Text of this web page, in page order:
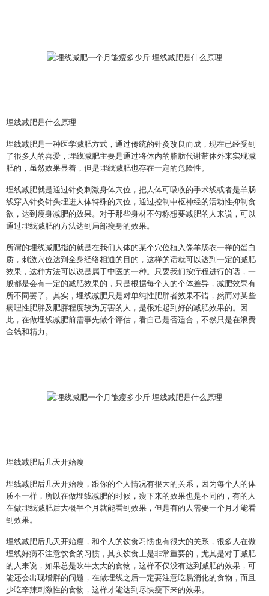
埋线减肥是什么原理
埋线减肥是一种医学减肥方式，通过传统的针灸改良而成，现在已经受到
了很多人的喜爱，埋线减肥主要是通过将体内的脂肪代谢带体外来实现减
肥的，虽然效果显着，但是埋线减肥也存在一定的危险性。
埋线减肥就是通过针灸刺激身体穴位，把人体可吸收的手术线或者是羊肠
线穿入针灸针头埋进人体特殊的穴位，通过控制中枢神经的活动性抑制食
欲，达到瘦身减肥的效果。对于那些身材不匀称想要减肥的人来说，可以
通过埋线减肥的方法达到局部瘦身的效果。
所谓的埋线减肥指的就是在我们人体的某个穴位植入像羊肠衣一样的蛋白
质，刺激穴位达到全身经络相通的目的，这样的话就可以达到一定的减肥
效果，这种方法可以说是属于中医的一种。只要我们按疗程进行的话，一
般都是会有一定的减肥效果的，只是根据每个人的个体差异，减肥效果有
所不同罢了。其实，埋线减肥只是对单纯性肥胖者效果不错，然而对某些
病理性肥胖及肥胖程度较为厉害的人，是很难起到好的减肥效果的。因
此，在做埋线减肥前需事先做个评估，看自己是否适合，不然只是在浪费
金钱和精力。
埋线减肥后几天开始瘦
埋线减肥后几天开始瘦，跟你的个人情况有很大的关系，因为每个人的体
质不一样，所以在做埋线减肥的时候，瘦下来的效果也是不同的，有的人
在做埋线减肥后大概半个月就能看到效果，但是有的人需要一个月才能看
到效果。
埋线减肥后几天开始瘦，和个人的饮食习惯也有很大的关系，很多人在做
埋线好病不注意饮食的习惯，其实饮食上是非常重要的，尤其是对于减肥
的人来说，如果总是吹牛太大的食物，这样不仅没有达到减肥的效果，可
能还会出现增胖的问题，在做埋线之后一定要注意吃易消化的食物，而且
少吃辛辣刺激性的食物，这样才能达到尽快瘦下来的效果。